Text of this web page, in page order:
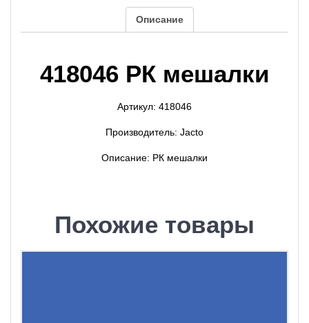
Описание
418046 РК мешалки
Артикул: 418046
Производитель: Jacto
Описание: РК мешалки
Похожие товары